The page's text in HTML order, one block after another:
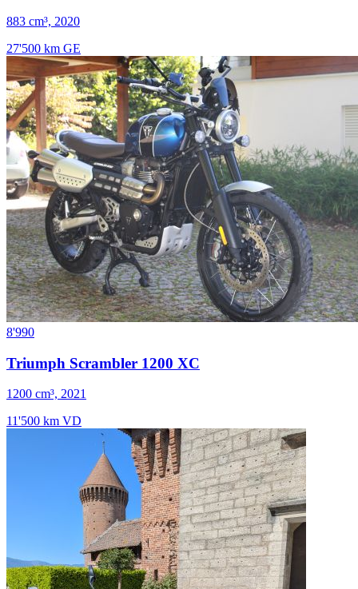
883 cm³, 2020
27'500 km GE
8'990
Triumph Scrambler 1200 XC
1200 cm³, 2021
11'500 km VD